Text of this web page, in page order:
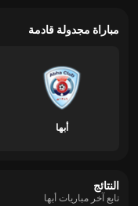
مباراة مجدولة قادمة
أبها
النتائج
تابع آخر مباريات أبها